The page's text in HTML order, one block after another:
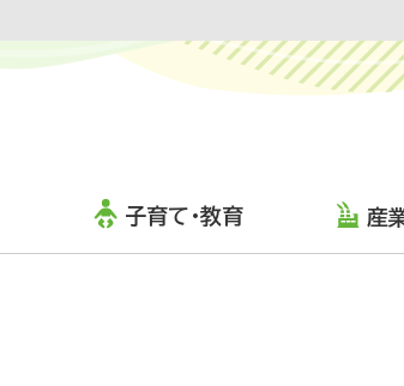
子育て・教育 産